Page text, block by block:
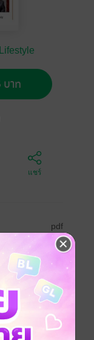
บาท
แชร์
pdf
19 มกราคม 2559
140 หน้า
(ประหยัด 21%)
ดูทั้งหมด